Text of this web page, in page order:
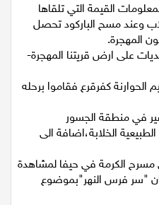
القيمة التي تلقاها
وعند مسح الباركود تحصل
المهجرة.
على ارض قريتنا المهجرة-
كفرقرع فقاموا برحله
في منطقة الجسور
الخلابة،اضافة الى
الكرمة في حيفا لمشاهدة
"سر فرس النهر"بموضوع